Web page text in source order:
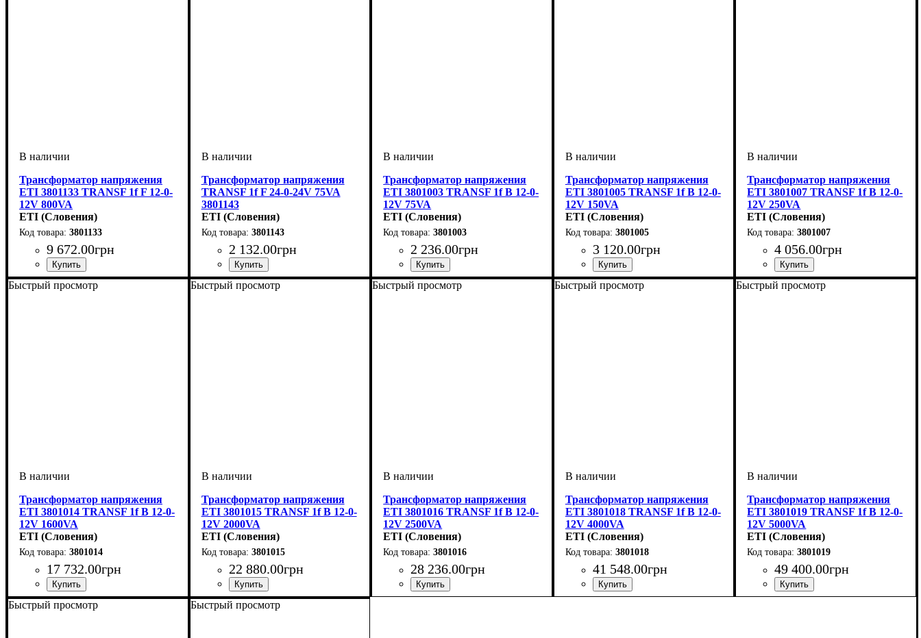
Трансформатор напряжения
ETI 3801133 TRANSF 1f F 12-0-
12V 800VA
ETI (Словения)
3801133
9 672.00грн
Трансформатор напряжения
TRANSF 1f F 24-0-24V 75VA
3801143
ETI (Словения)
3801143
2 132.00грн
Трансформатор напряжения
ETI 3801003 TRANSF 1f B 12-0-
12V 75VA
ETI (Словения)
3801003
2 236.00грн
Трансформатор напряжения
ETI 3801005 TRANSF 1f B 12-0-
12V 150VA
ETI (Словения)
3801005
3 120.00грн
Трансформатор напряжения
ETI 3801007 TRANSF 1f B 12-0-
12V 250VA
ETI (Словения)
3801007
4 056.00грн
Быстрый просмотр
Трансформатор напряжения
ETI 3801014 TRANSF 1f B 12-0-
12V 1600VA
ETI (Словения)
3801014
17 732.00грн
Быстрый просмотр
Трансформатор напряжения
ETI 3801015 TRANSF 1f B 12-0-
12V 2000VA
ETI (Словения)
3801015
22 880.00грн
Быстрый просмотр
Трансформатор напряжения
ETI 3801016 TRANSF 1f B 12-0-
12V 2500VA
ETI (Словения)
3801016
28 236.00грн
Быстрый просмотр
Трансформатор напряжения
ETI 3801018 TRANSF 1f B 12-0-
12V 4000VA
ETI (Словения)
3801018
41 548.00грн
Быстрый просмотр
Трансформатор напряжения
ETI 3801019 TRANSF 1f B 12-0-
12V 5000VA
ETI (Словения)
3801019
49 400.00грн
Быстрый просмотр Быстрый просмотр